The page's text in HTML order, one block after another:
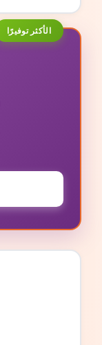
الأكثر توفيرًا